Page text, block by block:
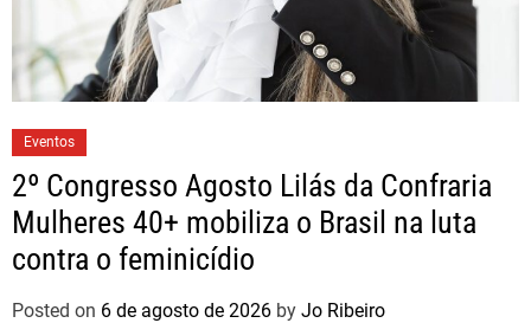
Eventos
2º Congresso Agosto Lilás da Confraria
Mulheres 40+ mobiliza o Brasil na luta
contra o feminicídio
Posted on 6 de agosto de 2026 by Jo Ribeiro